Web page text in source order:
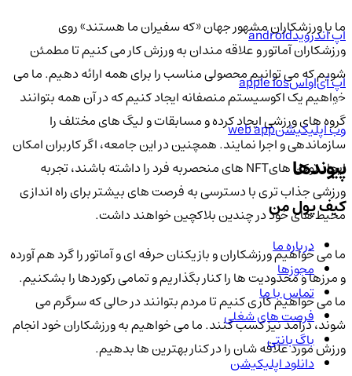
ما با ورزشکاران مشهور جهان «که سفیران ما هستند» روی
ورزشکاران آماتور و علاقه مندان به ورزش کار می کنیم تا مطمئن
شویم که می توانیم محصولی مناسب را برای همه ارائه دهیم. ما می
خواهیم یک اکوسیستم منصفانه ایجاد کنیم که در آن همه بتوانند
گروه های ورزشی ایجاد کرده و مسابقات و لیگ های مختلف را
سازماندهی و اجرا نمایند. همچنین در این جامعه، اگر کاربران امکان
ایجاد توکن هایNFT های منحصربه فرد را داشته باشند، تجربه
ورزشی جذاب تری با دسترسی به فرصت های بیشتر برای راه اندازی
محیط های خود در چندین بلاکچین خواهند داشت.
ما می خواهیم ورزشکاران و بازیکنان حرفه ای و آماتور را گرد هم آورده
و مرزها و محدودیت ها را کنار بگذاریم و تمامی رکوردها را بشکنیم.
ما می خواهیم کاری کنیم تا مردم بتوانند در حالی که سرگرم می
شوند، درآمد نیز کسب کنند. ما می خواهیم به ورزشکاران خود انجام
ورزش مورد علاقه شان را در کنار بهترین ها بدهیم.
اپ اندرویدandroid
اپ آی‌او‌اسapple ios
وب اپلیکیشنweb app
پیوندها
کیف پول من
درباره ما
مجوزها
تماس با ما
فرصت های شغلی
باگ بانتی
دانلود اپلیکیشن